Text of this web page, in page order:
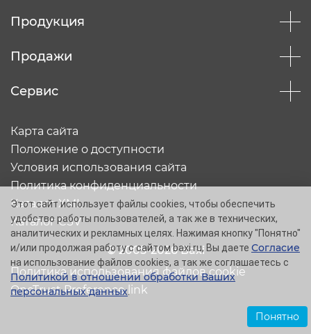
Продукция
Продажи
Сервис
© 2005-2026 Baxi
Карта сайта
Положение о доступности
Условия использования сайта
Политика конфиденциальности
Каталог XML
Каталог CSV
Политика использования файлов cookie
OneTrust Preference link
Этот сайт использует файлы cookies, чтобы обеспечить
удобство работы пользователей, а так же в технических,
аналитических и рекламных целях. Нажимая кнопку "Понятно"
и/или продолжая работу с сайтом baxi.ru, Вы даете Согласие
на использование файлов cookies, а так же соглашаетесь с
Политикой в отношении обработки Ваших
персональных данных.
Понятно